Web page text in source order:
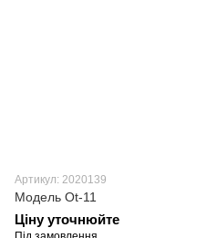
Артикул: 2020139
Модель Ot-11
Ціну уточнюйте